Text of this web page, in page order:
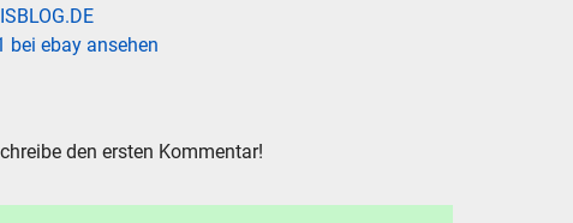
bei ebay ansehen
den ersten Kommentar!